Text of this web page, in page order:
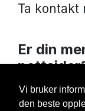
Vi bruker
den beste
Ta kontakt
Er din
Les mer om